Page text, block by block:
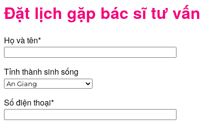
Đặt lịch gặp bác sĩ tư vấn
Họ và tên*
Tỉnh thành sinh sống
Số điện thoại*